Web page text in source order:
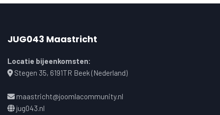
JUG043 Maastricht
Locatie bijeenkomsten:
Stegen 35, 6191TR Beek (Nederland)
maastricht@joomlacommunity.nl
jug043.nl